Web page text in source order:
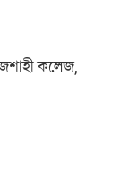
কলেজ,